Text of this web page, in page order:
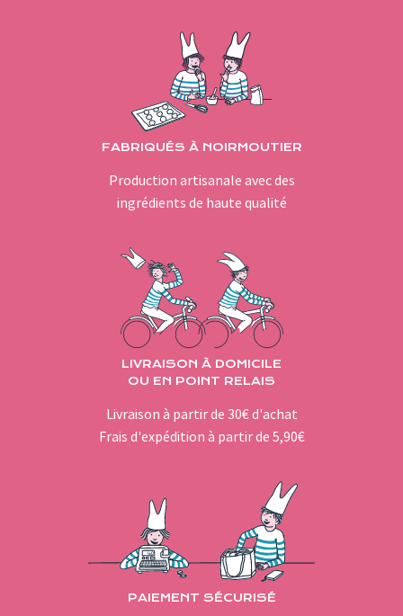
FABRIQUÉS À NOIRMOUTIER
Production artisanale avec des
ingrédients de haute qualité
LIVRAISON À DOMICILE
OU EN POINT RELAIS
Livraison à partir de 30€ d'achat
Frais d'expédition à partir de 5,90€
PAIEMENT SÉCURISÉ